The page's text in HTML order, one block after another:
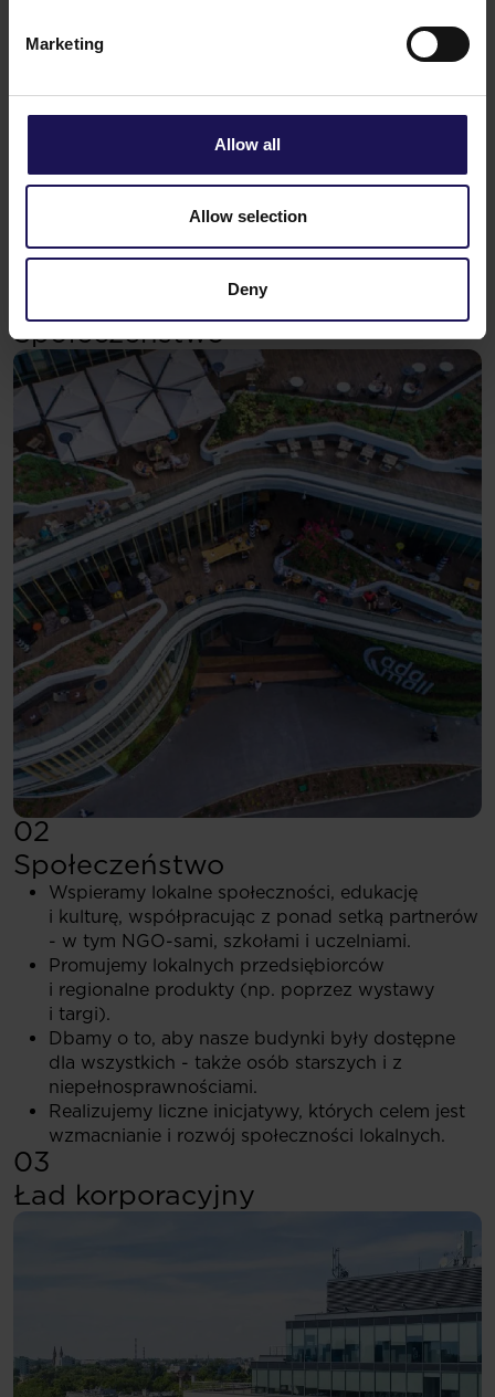
Marketing
Allow all
Allow selection
Deny
certyfikowane jest 100% portfela.
Chorwacji i na Węgrzech, a także kompleks
Wprowadzamy coraz więcej rozwiązań
i zmniejszających zużycie wody.
Rewitalizujemy zdegradowane i poprzemysłowe
Społeczeństwo
02
Społeczeństwo
Wspieramy lokalne społeczności, edukację
i kulturę, współpracując z ponad setką partnerów
- w tym NGO-sami, szkołami i uczelniami.
Promujemy lokalnych przedsiębiorców
i regionalne produkty (np. poprzez wystawy
i targi).
Dbamy o to, aby nasze budynki były dostępne
dla wszystkich - także osób starszych i z
niepełnosprawnościami.
Realizujemy liczne inicjatywy, których celem jest
wzmacnianie i rozwój społeczności lokalnych.
03
Ład korporacyjny